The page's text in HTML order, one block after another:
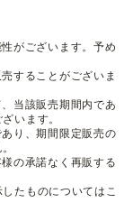
がございます。予め
することがございま
当該販売期間内であ
います。
り、期間限定販売の
の承諾なく再販する
たものについてはこ